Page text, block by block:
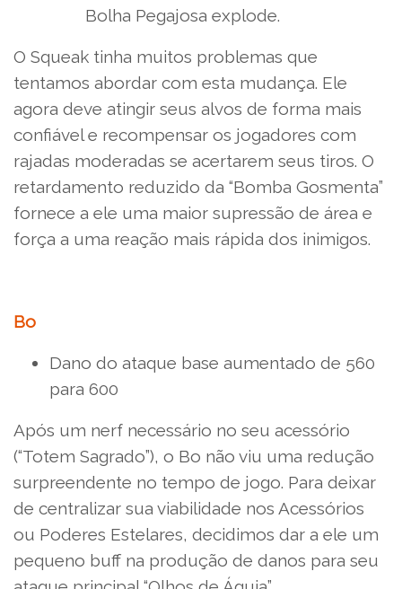
Bolha Pegajosa explode.
O Squeak tinha muitos problemas que
tentamos abordar com esta mudança. Ele
agora deve atingir seus alvos de forma mais
confiável e recompensar os jogadores com
rajadas moderadas se acertarem seus tiros. O
retardamento reduzido da “Bomba Gosmenta”
fornece a ele uma maior supressão de área e
força a uma reação mais rápida dos inimigos.
Bo
Dano do ataque base aumentado de 560
para 600
Após um nerf necessário no seu acessório
(“Totem Sagrado”), o Bo não viu uma redução
surpreendente no tempo de jogo. Para deixar
de centralizar sua viabilidade nos Acessórios
ou Poderes Estelares, decidimos dar a ele um
pequeno buff na produção de danos para seu